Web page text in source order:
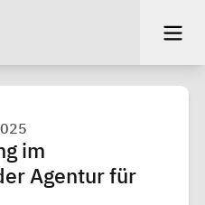
im
Agentur für